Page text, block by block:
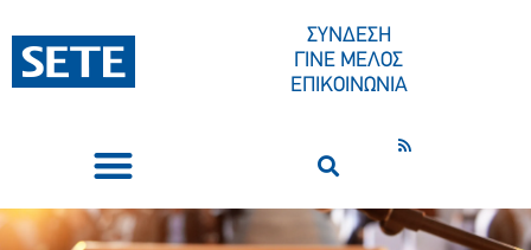
ΣΥΝΔΕΣΗ
ΓΙΝΕ ΜΕΛΟΣ
ΕΠΙΚΟΙΝΩΝΙΑ